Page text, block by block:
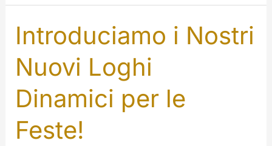
privacy
Introduciamo i Nostri
Nuovi Loghi
Dinamici per le
Feste!